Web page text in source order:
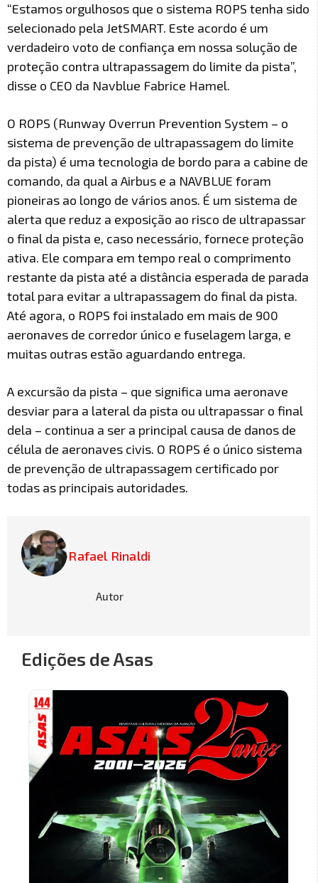
“Estamos orgulhosos que o sistema ROPS tenha sido
selecionado pela JetSMART. Este acordo é um
verdadeiro voto de confiança em nossa solução de
proteção contra ultrapassagem do limite da pista”,
disse o CEO da Navblue Fabrice Hamel.
O ROPS (Runway Overrun Prevention System – o
sistema de prevenção de ultrapassagem do limite
da pista) é uma tecnologia de bordo para a cabine de
comando, da qual a Airbus e a NAVBLUE foram
pioneiras ao longo de vários anos. É um sistema de
alerta que reduz a exposição ao risco de ultrapassar
o final da pista e, caso necessário, fornece proteção
ativa. Ele compara em tempo real o comprimento
restante da pista até a distância esperada de parada
total para evitar a ultrapassagem do final da pista.
Até agora, o ROPS foi instalado em mais de 900
aeronaves de corredor único e fuselagem larga, e
muitas outras estão aguardando entrega.
A excursão da pista – que significa uma aeronave
desviar para a lateral da pista ou ultrapassar o final
dela – continua a ser a principal causa de danos de
célula de aeronaves civis. O ROPS é o único sistema
de prevenção de ultrapassagem certificado por
todas as principais autoridades.
Rafael Rinaldi
Autor
Edições de Asas